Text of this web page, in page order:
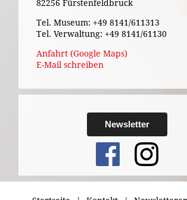
82256 Fürstenfeldbruck
Tel. Museum: +49 8141/611313
Tel. Verwaltung: +49 8141/61130
Anfahrt (Google Maps)
E-Mail schreiben
Newsletter